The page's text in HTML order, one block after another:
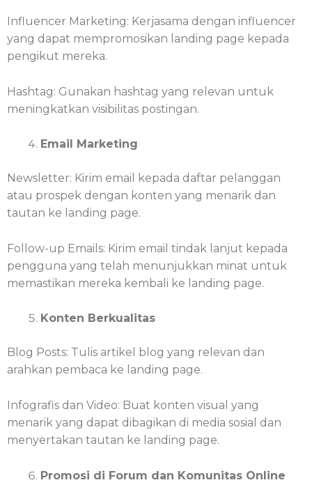
Influencer Marketing: Kerjasama dengan influencer
yang dapat mempromosikan landing page kepada
pengikut mereka.
Hashtag: Gunakan hashtag yang relevan untuk
meningkatkan visibilitas postingan.
Email Marketing
Newsletter: Kirim email kepada daftar pelanggan
atau prospek dengan konten yang menarik dan
tautan ke landing page.
Follow-up Emails: Kirim email tindak lanjut kepada
pengguna yang telah menunjukkan minat untuk
memastikan mereka kembali ke landing page.
Konten Berkualitas
Blog Posts: Tulis artikel blog yang relevan dan
arahkan pembaca ke landing page.
Infografis dan Video: Buat konten visual yang
menarik yang dapat dibagikan di media sosial dan
menyertakan tautan ke landing page.
Promosi di Forum dan Komunitas Online